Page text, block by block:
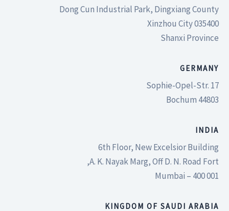
Dong Cun Industrial Park, Dingxiang County
035400 Xinzhou City
Shanxi Province
GERMANY
Sophie-Opel-Str. 17
44803 Bochum
INDIA
6th Floor, New Excelsior Building
A. K. Nayak Marg, Off D. N. Road Fort,
Mumbai – 400 001
KINGDOM OF SAUDI ARABIA